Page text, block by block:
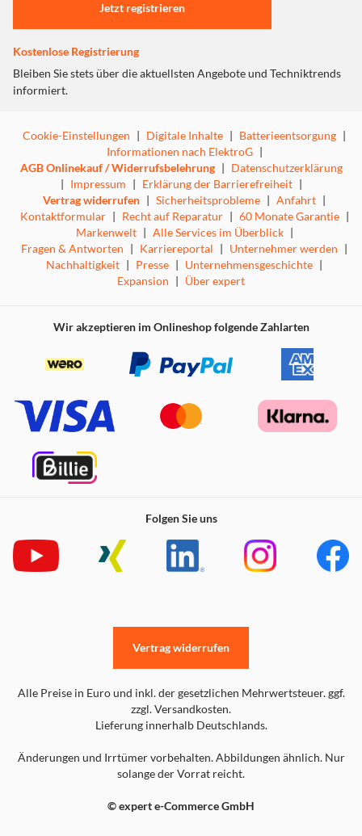
Jetzt registrieren
Kostenlose Registrierung
Bleiben Sie stets über die aktuellsten Angebote und Techniktrends
informiert.
Cookie-Einstellungen | Digitale Inhalte | Batterieentsorgung |
Informationen nach ElektroG |
AGB Onlinekauf / Widerrufsbelehrung | Datenschutzerklärung
| Impressum | Erklärung der Barrierefreiheit |
Vertrag widerrufen | Sicherheitsprobleme | Anfahrt |
Kontaktformular | Recht auf Reparatur | 60 Monate Garantie |
Markenwelt | Alle Services im Überblick |
Fragen & Antworten | Karriereportal | Unternehmer werden |
Nachhaltigkeit | Presse | Unternehmensgeschichte |
Expansion | Über expert
Wir akzeptieren im Onlineshop folgende Zahlarten
Folgen Sie uns
Alle Preise in Euro und inkl. der gesetzlichen Mehrwertsteuer. ggf.
zzgl. Versandkosten.
Lieferung innerhalb Deutschlands.
Änderungen und Irrtümer vorbehalten. Abbildungen ähnlich. Nur
solange der Vorrat reicht.
© expert e-Commerce GmbH
Vertrag widerrufen